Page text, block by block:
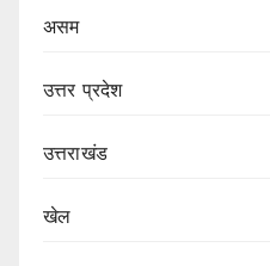
असम
उत्तर प्रदेश
उत्तराखंड
खेल